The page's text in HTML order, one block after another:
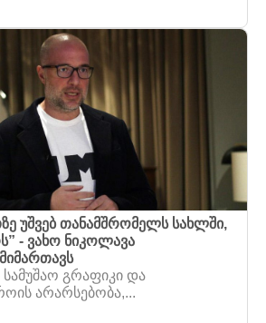
უშვებ თანამშრომელს სახლში,
- ვახო ნიკოლავა
გრაფიკი და
არარსებობა,...